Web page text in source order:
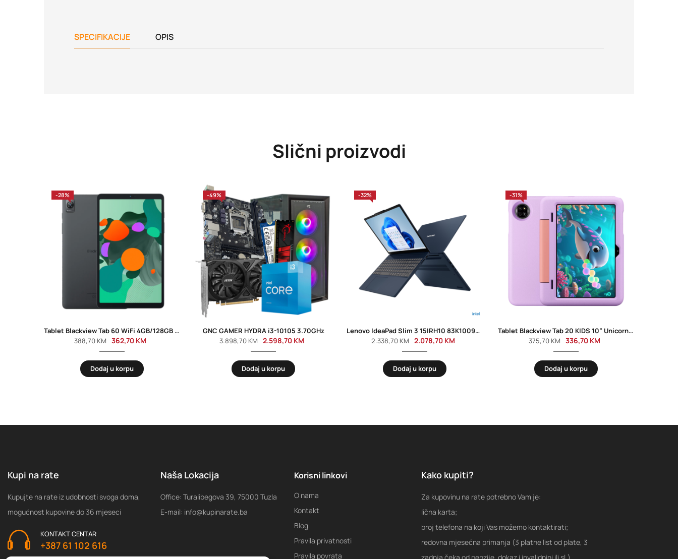
SPECIFIKACIJE OPIS
Slični proizvodi
-28%
Tablet Blackview Tab 60 WiFi 4GB/128GB 10.1” Gray
388,70KM 362,70 KM
Dodaj u korpu
-49%
GNC GAMER HYDRA i3-10105 3.70GHz
3.898,70KM 2.598,70 KM
Dodaj u korpu
-32%
Lenovo IdeaPad Slim 3 15IRH10 83K1009NSC
2.338,70KM 2.078,70 KM
Dodaj u korpu
-31%
Tablet Blackview Tab 20 KIDS 10” Unicorn Purple
375,70KM 336,70 KM
Dodaj u korpu
Kupi na rate
Kupujte na rate iz udobnosti svoga doma,
mogućnost kupovine do 36 mjeseci
KONTAKT CENTAR
+387 61 102 616
Naša Lokacija
Office: Turalibegova 39, 75000 Tuzla
E-mail: info@kupinarate.ba
Korisni linkovi
O nama
Kontakt
Blog
Pravila privatnosti
Pravila povrata
Kako kupiti?
Za kupovinu na rate potrebno Vam je:
lična karta;
broj telefona na koji Vas možemo kontaktirati;
redovna mjesećna primanja (3 platne list od plate, 3